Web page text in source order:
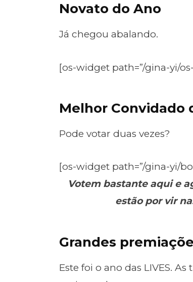
Novato do Ano
Já chegou abalando.
[os-widget path=”/gina-yi/
Melhor Convidado
Pode votar duas vezes?
[os-widget path=”/gina-yi/
Votem bastante aqui e
estão por vir
Grandes
Este foi o ano das LIVES.